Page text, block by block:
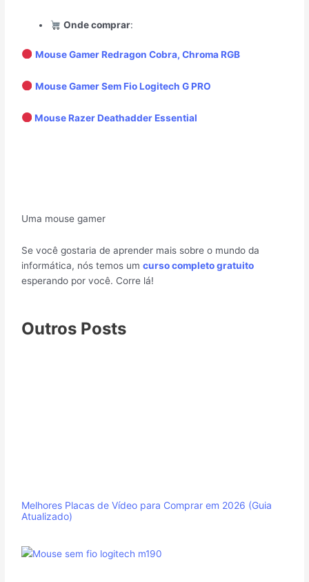
Onde comprar:
Mouse Gamer Redragon Cobra, Chroma RGB
Mouse Gamer Sem Fio Logitech G PRO
Mouse Razer Deathadder Essential
Uma mouse gamer
Se você gostaria de aprender mais sobre o mundo da
informática, nós temos umcurso completo gratuito
esperando por você. Corre lá!
Outros Posts
Melhores Placas de Vídeo para Comprar em 2026 (Guia
Atualizado)